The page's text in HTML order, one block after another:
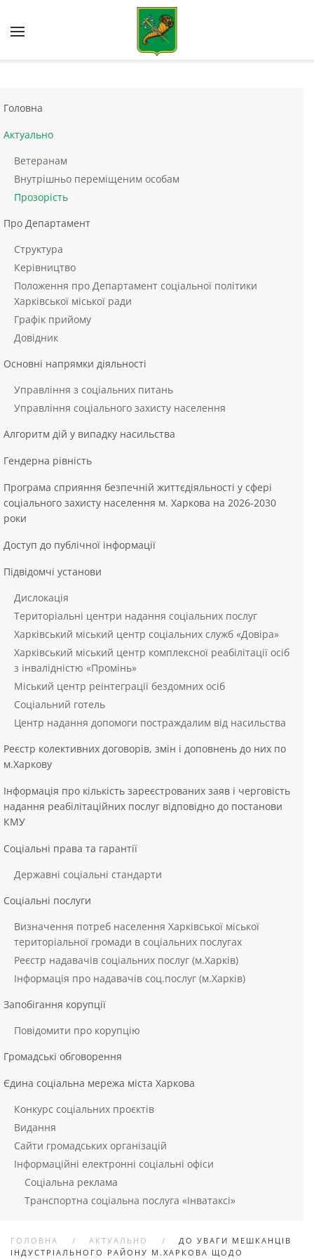
Skip to main content
Головна
Актуально
Ветеранам
Внутрішньо переміщеним особам
Прозорість
Про Департамент
Структура
Керівництво
Положення про Департамент соціальної політики
Харківської міської ради
Графік прийому
Довідник
Основні напрямки діяльності
Управління з соціальних питань
Управління соціального захисту населення
Алгоритм дій у випадку насильства
Гендерна рівність
Програма сприяння безпечній життєдіяльності у сфері
соціального захисту населення м. Харкова на 2026-2030
роки
Доступ до публічної інформації
Підвідомчі установи
Дислокація
Територіальні центри надання соціальних послуг
Харківський міський центр соціальних служб «Довіра»
Харківський міський центр комплексної реабілітації осіб
з інвалідністю «Промінь»
Міський центр реінтеграції бездомних осіб
Соціальний готель
Центр надання допомоги постраждалим від насильства
Реєстр колективних договорів, змін і доповнень до них по
м.Харкову
Інформація про кількість зареєстрованих заяв і черговість
надання реабілітаційних послуг відповідно до постанови
КМУ
Соціальні права та гарантії
Державні соціальні стандарти
Соціальні послуги
Визначення потреб населення Харківської міської
територіальної громади в соціальних послугах
Реєстр надавачів соціальних послуг (м.Харків)
Інформація про надавачів соц.послуг (м.Харків)
Запобігання корупції
Повідомити про корупцію
Громадські обговорення
Єдина соціальна мережа міста Харкова
Конкурс соціальних проєктів
Видання
Сайти громадських організацій
Інформаційні електронні соціальні офіси
Соціальна реклама
Транспортна соціальна послуга «Інватаксі»
ГОЛОВНА АКТУАЛЬНО
ДО УВАГИ МЕШКАНЦІВ
ІНДУСТРІАЛЬНОГО РАЙОНУ М.ХАРКОВА ЩОДО